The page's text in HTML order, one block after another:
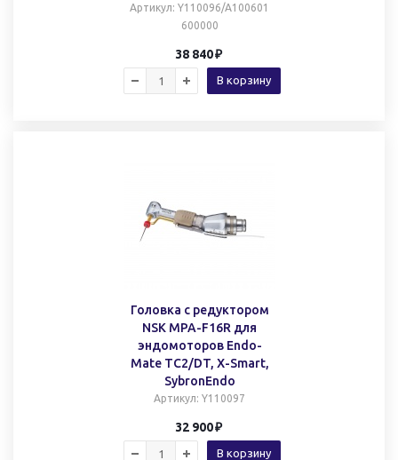
Артикул: Y110096/A100601
600000
38 840
В корзину
Головка с редуктором
NSK MPA-F16R для
эндомоторов Endo-
Mate TC2/DT, X-Smart,
SybronEndo
Артикул: Y110097
32 900
В корзину